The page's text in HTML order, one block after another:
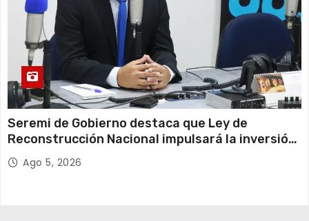
Seremi de Gobierno destaca que Ley de
Reconstrucción Nacional impulsará la inversión
y el empleo en Tarapacá
Ago 5, 2026